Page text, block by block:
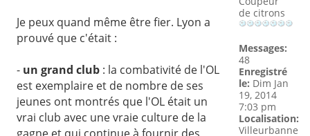
Je peux quand même être fier. Lyon a
prouvé que c'était :
- un grand club : la combativité de l'OL
est exemplaire et de nombre de ses
jeunes ont montrés que l'OL était un
vrai club avec une vraie culture de la
de citrons
Messages:
48
Enregistré
le: Dim Jan
19, 2014
7:03 pm
Localisation:
Villeurbanne